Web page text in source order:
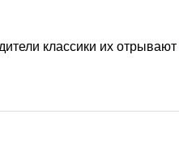
классики их отрывают